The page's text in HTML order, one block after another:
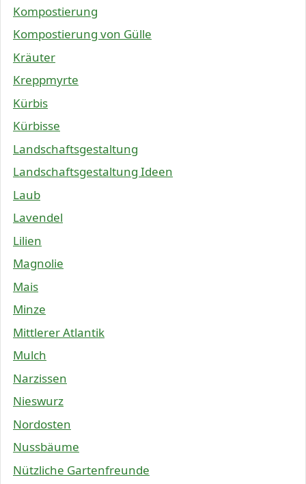
Kompostierung
Kompostierung von Gülle
Kräuter
Kreppmyrte
Kürbis
Kürbisse
Landschaftsgestaltung
Landschaftsgestaltung Ideen
Laub
Lavendel
Lilien
Magnolie
Mais
Minze
Mittlerer Atlantik
Mulch
Narzissen
Nieswurz
Nordosten
Nussbäume
Nützliche Gartenfreunde